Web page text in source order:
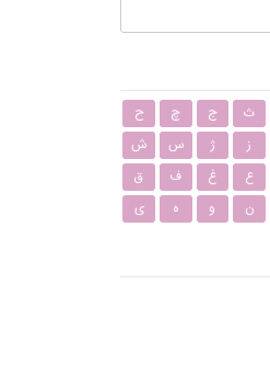
ث ج چ
ح
ز ژ س
ش
ع غ ف
ق
ن و ه ی